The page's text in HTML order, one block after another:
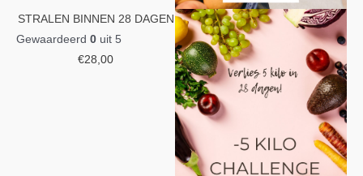
STRALEN BINNEN 28 DAGEN
Gewaardeerd 0 uit 5
€28,00